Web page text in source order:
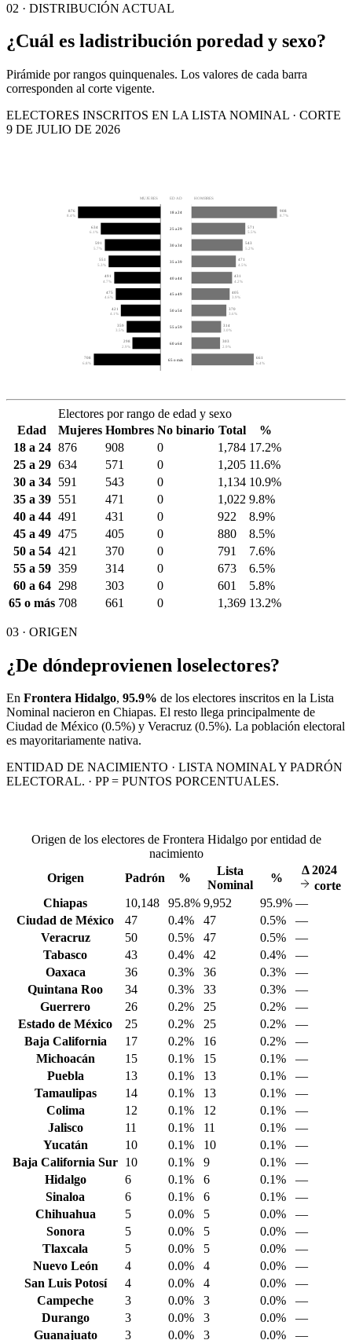
02 · DISTRIBUCIÓN ACTUAL
¿Cuál es ladistribución poredad y sexo?
Pirámide por rangos quinquenales. Los valores de cada barra
corresponden al corte vigente.
ELECTORES INSCRITOS EN LA LISTA NOMINAL · CORTE
9 DE JULIO DE 2026
MUJERES EDAD HOMBRES
876
8.4%
908
8.7%
18 a 24
634
6.1%
571
5.5%
25 a 29
591
5.7%
543
5.2%
30 a 34
551
5.3%
471
4.5%
35 a 39
491
4.7%
431
4.2%
40 a 44
475
4.6%
405
3.9%
45 a 49
421
4.1%
370
3.6%
50 a 54
359
3.5%
314
3.0%
55 a 59
298
2.9%
303
2.9%
60 a 64
708
6.8%
661
6.4%
65 o más
Electores por rango de edad y sexo
Edad
Mujeres Hombres No binario Total
%
18 a 24 876 908 0 1,784 17.2%
25 a 29 634 571 0 1,205 11.6%
30 a 34
591 543 0 1,134 10.9%
35 a 39
551 471 0 1,022 9.8%
40 a 44 491 431 0 922
8.9%
45 a 49 475 405 0 880
8.5%
50 a 54 421 370 0 791
7.6%
55 a 59 359 314 0 673
6.5%
60 a 64
298 303 0 601
5.8%
65 o más 708 661 0 1,369 13.2%
03 · ORIGEN
¿De dóndeprovienen loselectores?
En Frontera Hidalgo, 95.9% de los electores inscritos en la Lista
Nominal nacieron en Chiapas. El resto llega principalmente de
Ciudad de México (0.5%) y Veracruz (0.5%). La población electoral
es mayoritariamente nativa.
ENTIDAD DE NACIMIENTO · LISTA NOMINAL Y PADRÓN
ELECTORAL. · PP = PUNTOS PORCENTUALES.
Origen de los electores de Frontera Hidalgo por entidad de
nacimiento
Origen
Padrón %
Lista
Nominal
%
Δ2024
corte
Chiapas
10,148 95.8% 9,952 95.9% —
Ciudad de México
47 0.4% 47 0.5%
—
Veracruz
50 0.5% 47 0.5%
—
Tabasco
43 0.4% 42 0.4%
—
Oaxaca
36 0.3% 36 0.3%
—
Quintana Roo
34 0.3% 33 0.3%
—
Guerrero
26 0.2% 25 0.2%
—
Estado de México
25 0.2% 25 0.2%
—
Baja California
17 0.2% 16 0.2%
—
Michoacán
15 0.1% 15 0.1%
—
Puebla
13 0.1% 13 0.1%
—
Tamaulipas
14 0.1% 13 0.1%
—
Colima
12 0.1% 12 0.1%
—
Jalisco
11 0.1% 11 0.1%
—
Yucatán
10 0.1% 10 0.1%
—
Baja California Sur 10 0.1% 9 0.1%
—
Hidalgo
6 0.1% 6 0.1%
—
Sinaloa
6 0.1% 6 0.1%
—
Chihuahua
5 0.0% 5 0.0%
—
Sonora
5 0.0% 5 0.0%
—
Tlaxcala
5 0.0% 5 0.0%
—
Nuevo León
4 0.0% 4 0.0%
—
San Luis Potosí
4 0.0% 4 0.0%
—
Campeche
3 0.0% 3 0.0%
—
Durango
3 0.0% 3 0.0%
—
Guanajuato
3 0.0% 3 0.0% —